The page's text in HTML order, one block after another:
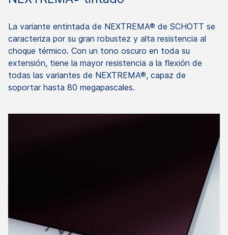
La variante entintada de NEXTREMA® de SCHOTT se
caracteriza por su gran robustez y alta resistencia al
choque térmico. Con un tono oscuro en toda su
extensión, tiene la mayor resistencia a la flexión de
todas las variantes de NEXTREMA®, capaz de
soportar hasta 80 megapascales.